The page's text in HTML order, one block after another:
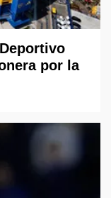
por la